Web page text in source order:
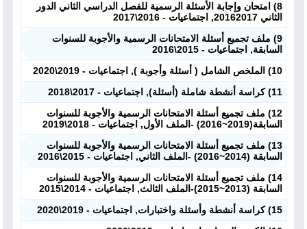
8) امتحان وإجابة الأسئلة الرسمية للفصل الدراسي الثاني الدور
الثاني 20162017, اجتماعيات - 2016\2017
9) ملف تجميع أسئلة الامتحانات الرسمية والأجوبة للسنوات
السابقة, اجتماعيات - 2015\2016
10) الملخص الشامل ( أسئلة وأجوبة ), اجتماعيات - 2019\2020
11) كراسة أنشطة شاملة (أسئلة), اجتماعيات - 2017\2018
12) ملف تجميع أسئلة الامتحانات الرسمية والأجوبة للسنوات
السابقة(2019~2016) -الملف الأول, اجتماعيات - 2018\2019
13) ملف تجميع أسئلة الامتحانات الرسمية والأجوبة للسنوات
السابقة (2014~2016) -الملف الثاني, اجتماعيات - 2015\2016
14) ملف تجميع أسئلة الامتحانات الرسمية والأجوبة للسنوات
السابقة (2013~2015)-الملف الثالث, اجتماعيات - 2014\2015
15) كراسة أنشطة وأسئلة واختبارات, اجتماعيات - 2019\2020